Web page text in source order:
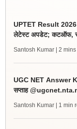
UPTET Result 2026
लेटेस्ट अपडेट; कटऑफ,
Santosh Kumar | 2
UGC NET Answer
सप्ताह
Santosh Kumar | 1 min